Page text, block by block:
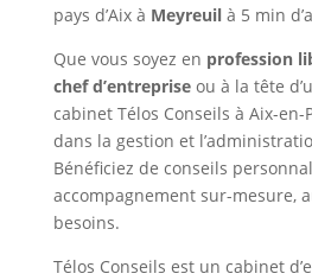
pays d’Aix à Meyreuilà 5 min
Que vous soyez en profession
chef d’entrepriseou à la tête
cabinet Télos Conseils à Aix-en-
dans la gestion et
Bénéficiez de conseils
accompagnement sur-mesure,
besoins.
Télos Conseils est un cabinet